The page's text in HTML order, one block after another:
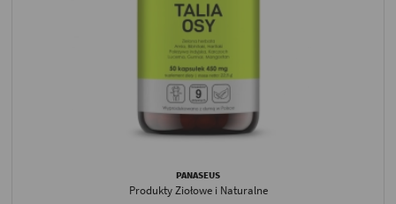
PANASEUS
Produkty Ziołowe i Naturalne